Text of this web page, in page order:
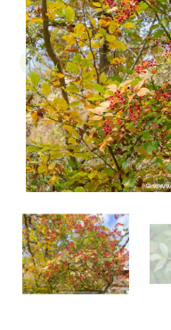
Précédent